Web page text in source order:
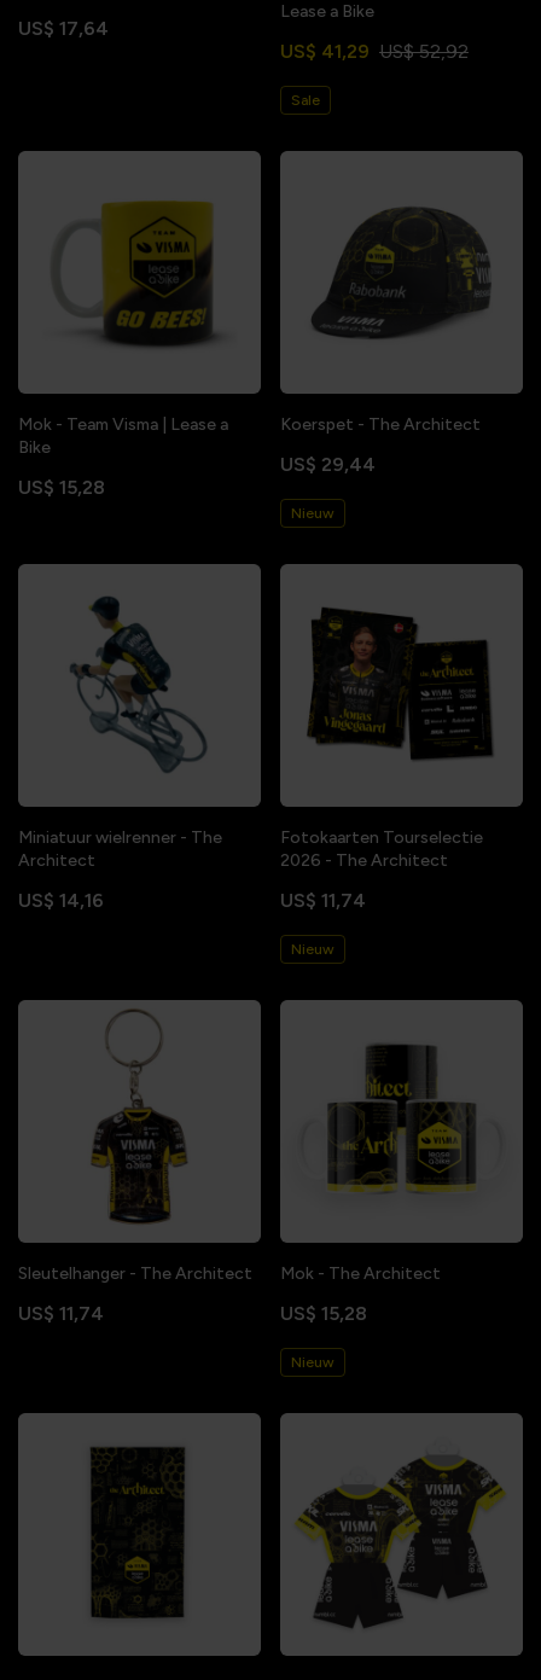
US$ 17,64
Lease a Bike
US$ 41,29 US$ 52,92
Sale
Mok - Team Visma | Lease a
Bike
US$ 15,28
Koerspet - The Architect
US$ 29,44
Nieuw
Miniatuur wielrenner - The
Architect
US$ 14,16
Fotokaarten Tourselectie
2026 - The Architect
US$ 11,74
Nieuw
Sleutelhanger - The Architect
US$ 11,74
Mok - The Architect
US$ 15,28
Nieuw